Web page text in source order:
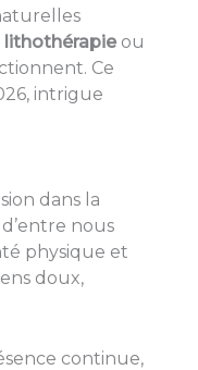
lithothérapieou
Ce
intrigue
dans la
nous
physique et
doux,
continue,